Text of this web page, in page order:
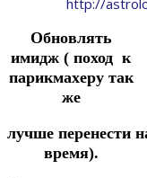
Обновлять
имидж ( поход к
парикмахеру так
же
лучше перенести
время).